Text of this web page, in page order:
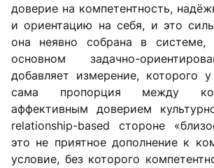
доверие на компетентность,
и ориентацию на себя, и это
она неявно собрана в системе,
основном задачно-
добавляет измерение, которого
сама пропорция между
аффективным доверием
relationship-based стороне
это не приятное дополнение к
условие, без которого